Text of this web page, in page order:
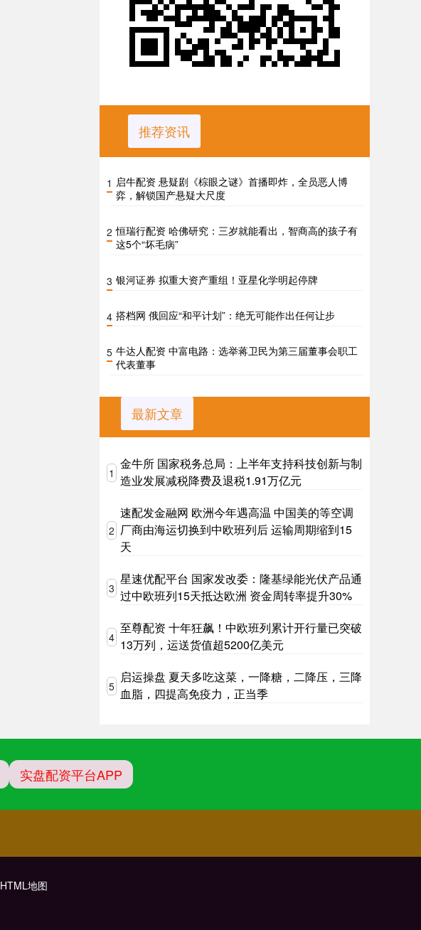
推荐资讯
1 启牛配资 悬疑剧《棕眼之谜》首播即炸，全员恶人博
弈，解锁国产悬疑大尺度
2 恒瑞行配资 哈佛研究：三岁就能看出，智商高的孩子有
这5个“坏毛病”
3 银河证券 拟重大资产重组！亚星化学明起停牌
4 搭档网 俄回应“和平计划”：绝无可能作出任何让步
5 牛达人配资 中富电路：选举蒋卫民为第三届董事会职工
代表董事
最新文章
1
金牛所 国家税务总局：上半年支持科技创新与制
造业发展减税降费及退税1.91万亿元
2
速配发金融网 欧洲今年遇高温 中国美的等空调
厂商由海运切换到中欧班列后 运输周期缩到15
天
3
星速优配平台 国家发改委：隆基绿能光伏产品通
过中欧班列15天抵达欧洲 资金周转率提升30%
4
至尊配资 十年狂飙！中欧班列累计开行量已突破
13万列，运送货值超5200亿美元
5
启运操盘 夏天多吃这菜，一降糖，二降压，三降
血脂，四提高免疫力，正当季
实盘配资平台APP
HTML地图